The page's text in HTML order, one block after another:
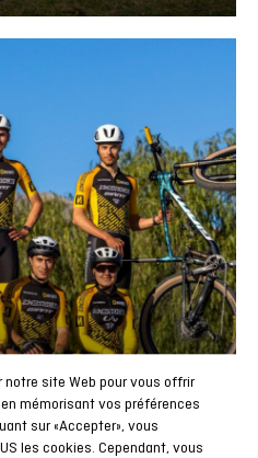
site Web pour vous offrir
mémorisant vos préférences
sur «Accepter», vous
les cookies. Cependant, vous